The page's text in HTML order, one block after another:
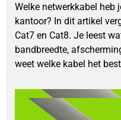
Welke netwerkkabel
kantoor? In dit artikel
Cat7 en Cat8. Je leest
bandbreedte,
weet welke kabel het